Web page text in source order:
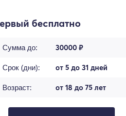
бесплатно
Сумма до: 30000 ₽
Срок (дни): от 5 до 31 дней
Возраст: от 18 до 75 лет